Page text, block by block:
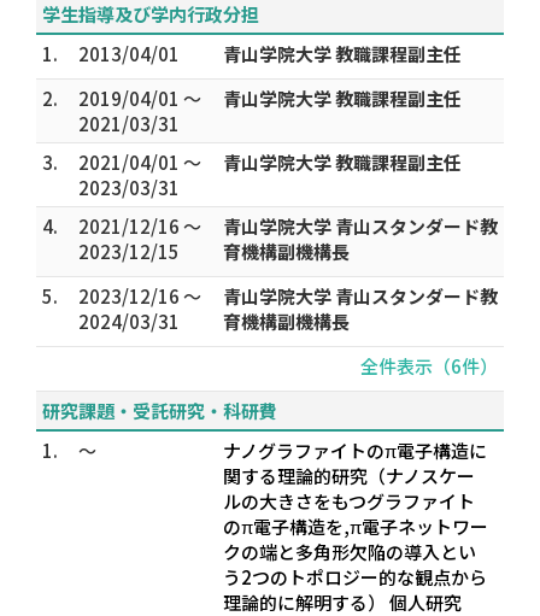
学生指導及び学内行政分担
1.
2013/04/01
青山学院大学 教職課程副主任
2.
2019/04/01 ～
2021/03/31
青山学院大学 教職課程副主任
3.
2021/04/01 ～
2023/03/31
青山学院大学 教職課程副主任
4.
2021/12/16 ～
2023/12/15
青山学院大学 青山スタンダード教
育機構副機構長
5.
2023/12/16 ～
2024/03/31
青山学院大学 青山スタンダード教
育機構副機構長
全件表示（6件）
研究課題・受託研究・科研費
1.
～
ナノグラファイトのπ電子構造に
関する理論的研究（ナノスケー
ルの大きさをもつグラファイト
のπ電子構造を,π電子ネットワー
クの端と多角形欠陥の導入とい
う2つのトポロジー的な観点から
理論的に解明する） 個人研究